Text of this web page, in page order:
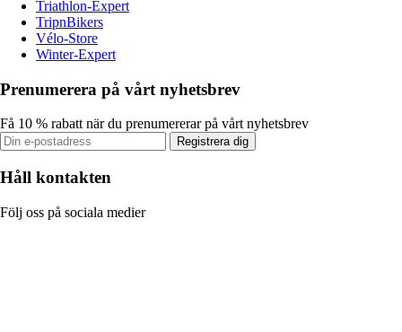
Triathlon-Expert
TripnBikers
Vélo-Store
Winter-Expert
Prenumerera på vårt nyhetsbrev
Få 10 % rabatt när du prenumererar på vårt nyhetsbrev
Registrera dig
Håll kontakten
Följ oss på sociala medier